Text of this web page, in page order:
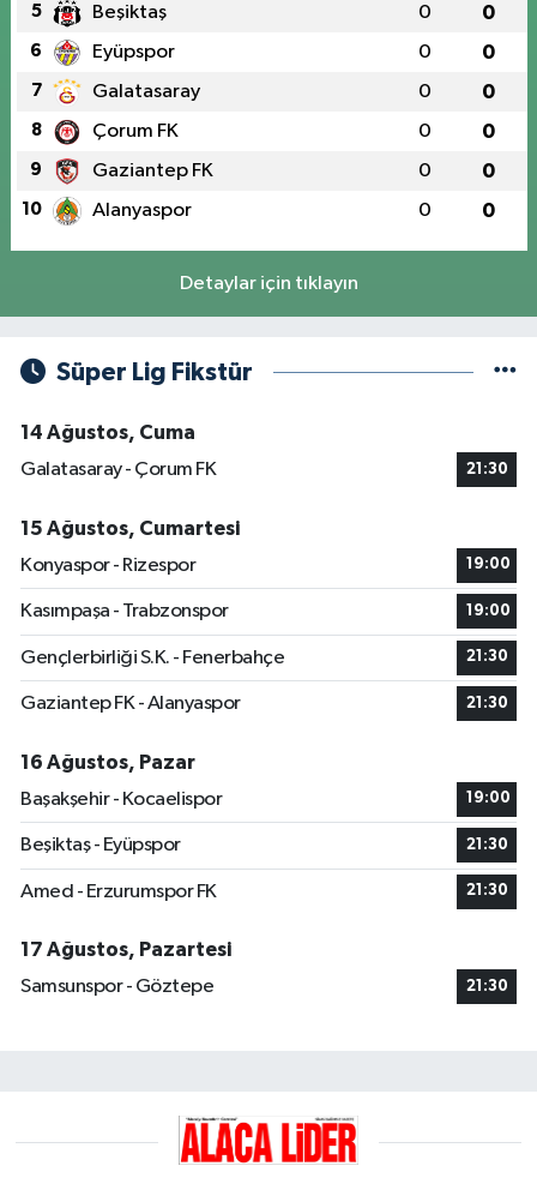
5 Beşiktaş 0 0
6 Eyüpspor 0 0
7 Galatasaray 0 0
8 Çorum FK 0 0
9 Gaziantep FK 0 0
10 Alanyaspor 0 0
Detaylar için tıklayın
Süper Lig Fikstür
14 Ağustos, Cuma
Galatasaray - Çorum FK
21:30
15 Ağustos, Cumartesi
Konyaspor - Rizespor
19:00
Kasımpaşa - Trabzonspor 19:00
Gençlerbirliği S.K. - Fenerbahçe 21:30
Gaziantep FK - Alanyaspor 21:30
16 Ağustos, Pazar
Başakşehir - Kocaelispor
19:00
Beşiktaş - Eyüpspor 21:30
Amed - Erzurumspor FK 21:30
17 Ağustos, Pazartesi
Samsunspor - Göztepe
21:30